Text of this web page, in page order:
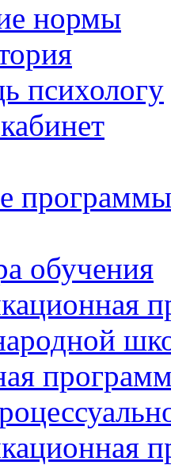
нормы
психологу
программы
обучения